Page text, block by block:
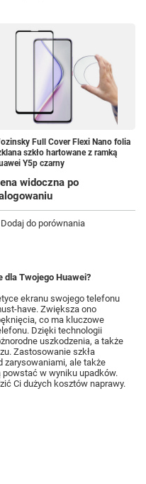
Full Cover Flexi Nano folia
szkło hartowane z ramką
Y5p czarny
widoczna po
do porównania
dla Twojego Huawei?
ekranu swojego telefonu
have. Zwiększa ono
co ma kluczowe
Dzięki technologii
uszkodzenia, a także
Zastosowanie szkła
zarysowaniami, ale także
w wyniku upadków.
Ci dużych kosztów naprawy.